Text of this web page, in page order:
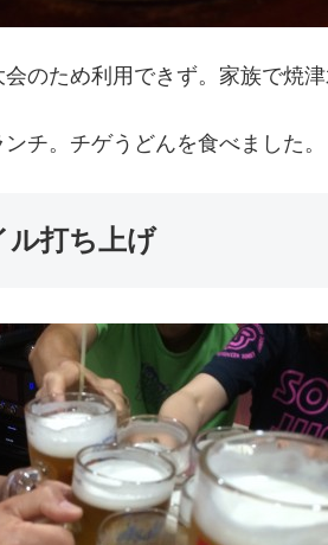
のため利用できず。家族で焼津
チ。チゲうどんを食べました。
ル打ち上げ